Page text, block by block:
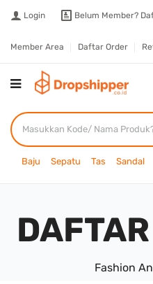
Login Belum Member?
Member Area Daftar Order
Baju Sepatu Tas Sandal
Fashion